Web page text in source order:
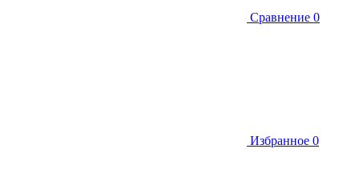
Сравнение 0
Избранное 0